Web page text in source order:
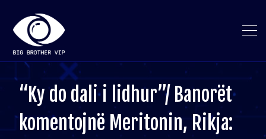
“Ky do dali i lidhur”/ Banorët
komentojnë Meritonin, Rikja: